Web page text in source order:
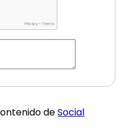
deSocial